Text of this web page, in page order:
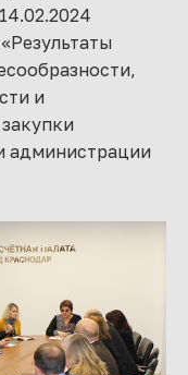
и
администрации